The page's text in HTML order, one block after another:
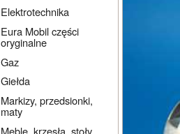
Elektrotechnika
Eura Mobil części
oryginalne
Gaz
Giełda
Markizy, przedsionki,
maty
Meble, krzesła, stoły